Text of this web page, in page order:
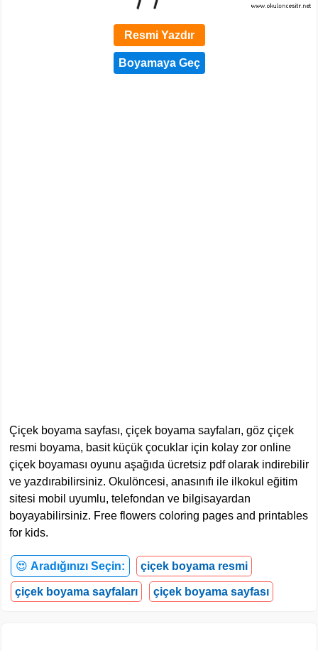
Resmi Yazdır
Çiçek boyama sayfası, çiçek boyama sayfaları, göz çiçek
resmi boyama, basit küçük çocuklar için kolay zor online
çiçek boyaması oyunu aşağıda ücretsiz pdf olarak indirebilir
ve yazdırabilirsiniz. Okulöncesi, anasınıfı ile ilkokul eğitim
sitesi mobil uyumlu, telefondan ve bilgisayardan
boyayabilirsiniz. Free flowers coloring pages and printables
for kids.
😍 Aradığınızı Seçin: çiçek boyama resmi
çiçek boyama sayfaları çiçek boyama sayfası